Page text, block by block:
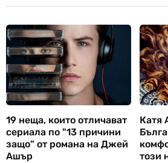
19 неща, които отличават
сериала по "13 причини
защо" от романа на Джей
Ашър
Катя
този